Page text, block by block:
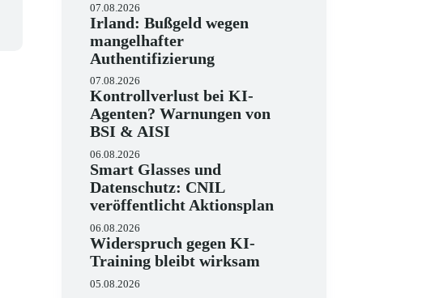
07.08.2026
Irland: Bußgeld wegen
mangelhafter
Authentifizierung
07.08.2026
Kontrollverlust bei KI-
Agenten? Warnungen von
BSI & AISI
06.08.2026
Smart Glasses und
Datenschutz: CNIL
veröffentlicht Aktionsplan
06.08.2026
Widerspruch gegen KI-
Training bleibt wirksam
05.08.2026